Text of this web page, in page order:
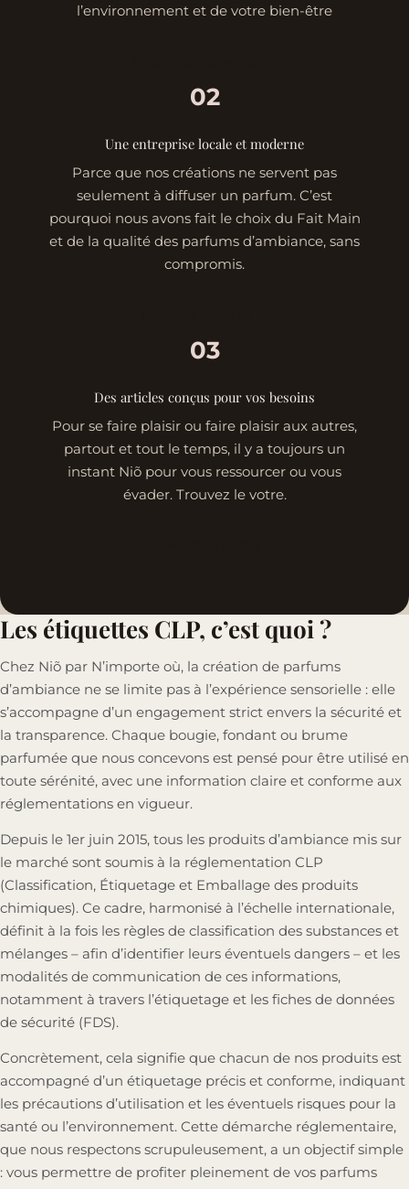
l’environnement et de votre bien-être
02
Une entreprise locale et moderne
Parce que nos créations ne servent pas
seulement à diffuser un parfum. C’est
pourquoi nous avons fait le choix du Fait Main
et de la qualité des parfums d’ambiance, sans
compromis.
03
Des articles conçus pour vos besoins
Pour se faire plaisir ou faire plaisir aux autres,
partout et tout le temps, il y a toujours un
instant Niõ pour vous ressourcer ou vous
évader. Trouvez le votre.
Les étiquettes CLP, c’est quoi ?
Chez Niõ par N’importe où, la création de parfums
d’ambiance ne se limite pas à l’expérience sensorielle : elle
s’accompagne d’un engagement strict envers la sécurité et
la transparence. Chaque bougie, fondant ou brume
parfumée que nous concevons est pensé pour être utilisé en
toute sérénité, avec une information claire et conforme aux
réglementations en vigueur.
Depuis le 1er juin 2015, tous les produits d’ambiance mis sur
le marché sont soumis à la réglementation CLP
(Classification, Étiquetage et Emballage des produits
chimiques). Ce cadre, harmonisé à l’échelle internationale,
définit à la fois les règles de classification des substances et
mélanges – afin d’identifier leurs éventuels dangers – et les
modalités de communication de ces informations,
notamment à travers l’étiquetage et les fiches de données
de sécurité (FDS).
Concrètement, cela signifie que chacun de nos produits est
accompagné d’un étiquetage précis et conforme, indiquant
les précautions d’utilisation et les éventuels risques pour la
santé ou l’environnement. Cette démarche réglementaire,
que nous respectons scrupuleusement, a un objectif simple
: vous permettre de profiter pleinement de vos parfums